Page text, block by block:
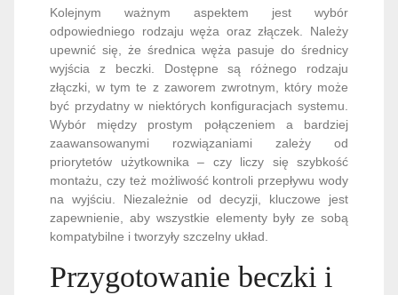
Kolejnym ważnym aspektem jest wybór
odpowiedniego rodzaju węża oraz złączek. Należy
upewnić się, że średnica węża pasuje do średnicy
wyjścia z beczki. Dostępne są różnego rodzaju
złączki, w tym te z zaworem zwrotnym, który może
być przydatny w niektórych konfiguracjach systemu.
Wybór między prostym połączeniem a bardziej
zaawansowanymi rozwiązaniami zależy od
priorytetów użytkownika – czy liczy się szybkość
montażu, czy też możliwość kontroli przepływu wody
na wyjściu. Niezależnie od decyzji, kluczowe jest
zapewnienie, aby wszystkie elementy były ze sobą
kompatybilne i tworzyły szczelny układ.
Przygotowanie beczki i